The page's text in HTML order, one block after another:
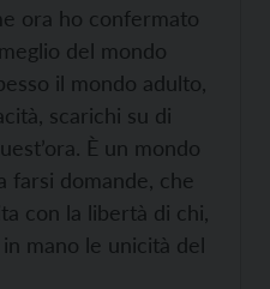
ora ho confermato
del mondo
il mondo adulto,
scarichi su di
È un mondo
farsi domande, che
con la libertà di chi,
mano le unicità del